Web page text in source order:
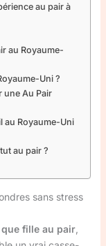
au pair à
au Royaume-
Uni ?
une Au Pair
au Royaume-Uni
au pair ?
sans stress
fille au pair,